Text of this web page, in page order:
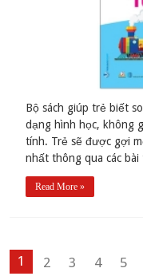
Bộ sách giúp trẻ biết
dạng hình học, không
tính. Trẻ sẽ được gợi
nhất thông qua các
Read More »
1 2 3 4 5